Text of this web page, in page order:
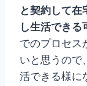
と契約して
し生活できる
でのプロセス
いと思うので
活できる様に